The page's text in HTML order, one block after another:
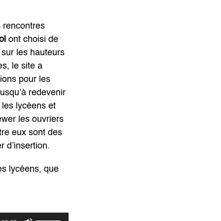
rencontres
ont choisi de
les hauteurs
le site a
pour les
redevenir
les lycéens et
les ouvriers
eux sont des
d’insertion.
lycéens, que
Utilisez